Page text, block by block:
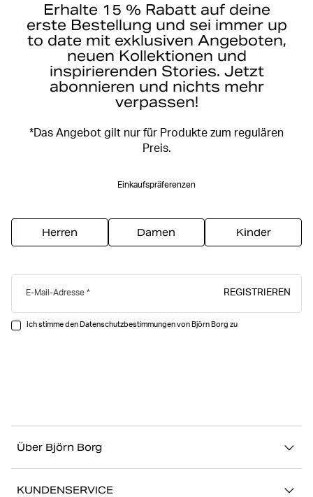
Erhalte 15 % Rabatt auf deine
erste Bestellung und sei immer up
to date mit exklusiven Angeboten,
neuen Kollektionen und
inspirierenden Stories. Jetzt
abonnieren und nichts mehr
verpassen!
*Das Angebot gilt nur für Produkte zum regulären
Preis.
Einkaufspräferenzen
Herren Damen Kinder
E-Mail-Adresse REGISTRIEREN
Ich stimme den Datenschutzbestimmungen von Björn Borg zu
Über Björn Borg
KUNDENSERVICE